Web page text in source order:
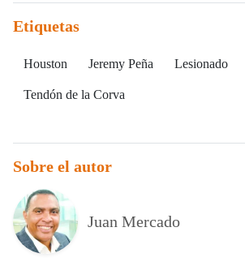
Etiquetas
Houston Jeremy Peña Lesionado
Tendón de la Corva
Sobre el autor
Juan Mercado